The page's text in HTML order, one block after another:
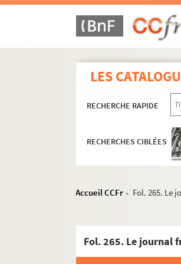
LES
RECHERCHE RAPIDE
RECHERCHES CIBLÉES
Accueil CCFr > Fol. 265. Le
Souvenirs et textes
Papiers littéraires